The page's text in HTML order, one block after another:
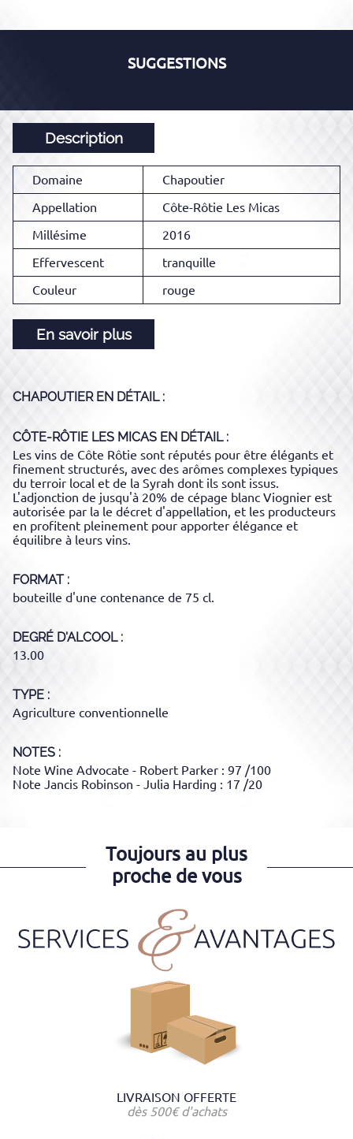
SUGGESTIONS
Description
Domaine
Chapoutier
Appellation
Côte-Rôtie Les Micas
Millésime
2016
Effervescent
tranquille
Couleur
rouge
En savoir plus
CHAPOUTIEREN DÉTAIL :
CÔTE-RÔTIE LES MICAS EN DÉTAIL :
Les vins de Côte Rôtie sont réputés pour être élégants et
finement structurés, avec des arômes complexes typiques
du terroir local et de la Syrah dont ils sont issus.
L'adjonction de jusqu'à 20% de cépage blanc Viognier est
autorisée par la le décret d'appellation, et les producteurs
en profitent pleinement pour apporter élégance et
équilibre à leurs vins.
FORMAT
bouteille d'une contenance de 75 cl.
DEGRÉ D'ALCOOL
13.00
TYPE
Agriculture conventionnelle
NOTES :
Note Wine Advocate - Robert Parker : 97 /100
Note Jancis Robinson - Julia Harding : 17 /20
Toujours au plus
proche de vous
LIVRAISON OFFERTE
dès 500€ d'achats